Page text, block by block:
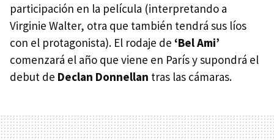
participación en la película (interpretando a
Virginie Walter, otra que también tendrá sus líos
con el protagonista). El rodaje de ‘Bel Ami’
comenzará el año que viene en París y supondrá el
debut de Declan Donnellan tras las cámaras.